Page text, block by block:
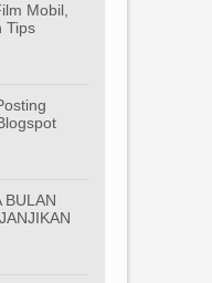
Mobil,
Tips
BULAN